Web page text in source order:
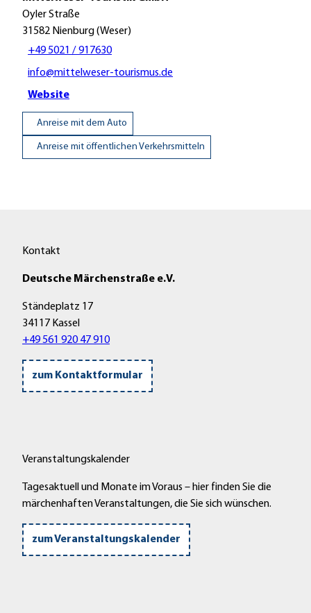
Oyler Straße
31582 Nienburg (Weser)
+49 5021 / 917630
info@mittelweser-tourismus.de
Website
Anreise mit dem Auto
Anreise mit öffentlichen Verkehrsmitteln
Kontakt
Deutsche Märchenstraße e.V.
Ständeplatz 17
34117 Kassel
+49 561 920 47 910
zum Kontaktformular
Veranstaltungskalender
Tagesaktuell und Monate im Voraus – hier finden Sie die
märchenhaften Veranstaltungen, die Sie sich wünschen.
zum Veranstaltungskalender